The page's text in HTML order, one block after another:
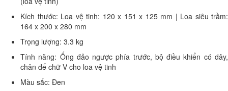
Kích thước: Loa vệ tinh: 120 x 151 x 125 mm | Loa siêu trầm:
164 x 200 x 280 mm
Trọng lượng: 3.3 kg
Tính năng: Ống đảo ngược phía trước, bộ điều khiển có dây,
chân đế chữ V cho loa vệ tinh
Màu sắc: Đen